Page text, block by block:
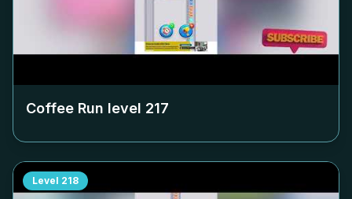
Coffee Run level 217
Level 218